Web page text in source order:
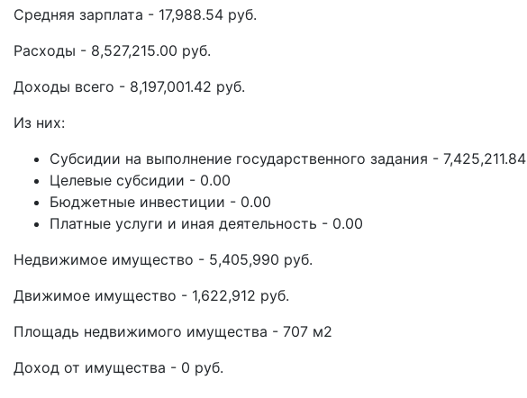
Средняя зарплата - 17,988.54 руб.
Расходы - 8,527,215.00 руб.
Доходы всего - 8,197,001.42 руб.
Из них:
Субсидии на выполнение государственного задания - 7,425,211.84
Целевые субсидии - 0.00
Бюджетные инвестиции - 0.00
Платные услуги и иная деятельность - 0.00
Недвижимое имущество - 5,405,990 руб.
Движимое имущество - 1,622,912 руб.
Площадь недвижимого имущества - 707 м2
Доход от имущества - 0 руб.